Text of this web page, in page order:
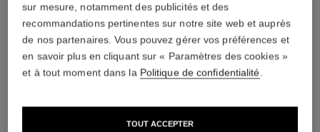
sur mesure, notamment des publicités et des
recommandations pertinentes sur notre site web et auprès
de nos partenaires. Vous pouvez gérer vos préférences et
en savoir plus en cliquant sur « Paramètres des cookies »
et à tout moment dans la Politique de confidentialité
TOUT ACCEPTER